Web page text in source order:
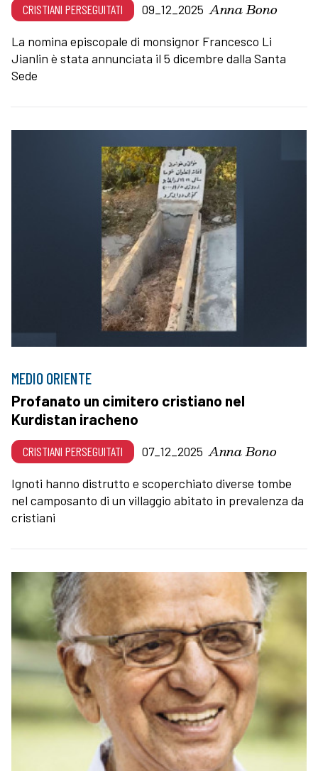
CRISTIANI PERSEGUITATI 09_12_2025 Anna Bono
La nomina episcopale di monsignor Francesco Li
Jianlin è stata annunciata il 5 dicembre dalla Santa
Sede
MEDIO ORIENTE
Profanato un cimitero cristiano nel
Kurdistan iracheno
CRISTIANI PERSEGUITATI 07_12_2025 Anna Bono
Ignoti hanno distrutto e scoperchiato diverse tombe
nel camposanto di un villaggio abitato in prevalenza da
cristiani